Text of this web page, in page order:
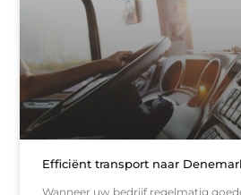
Efficiënt transport naar
Wanneer uw bedrijf regelmatig